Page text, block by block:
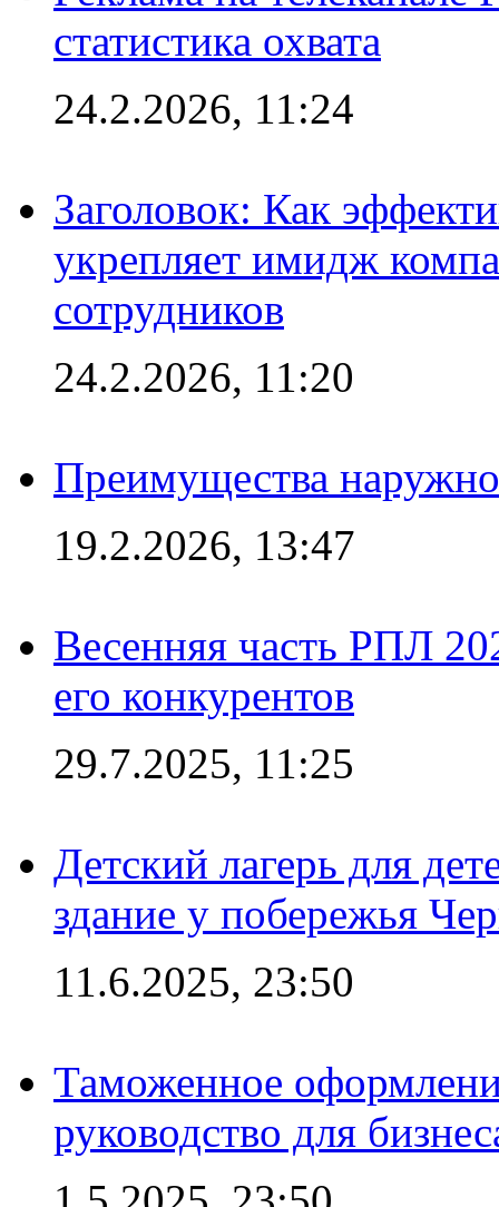
статистика охвата
24.2.2026, 11:24
Заголовок: Как
укрепляет имидж
сотрудников
24.2.2026, 11:20
Преимущества
19.2.2026, 13:47
Весенняя часть РПЛ
его конкурентов
29.7.2025, 11:25
Детский лагерь для
здание у побережья
11.6.2025, 23:50
Таможенное
руководство для